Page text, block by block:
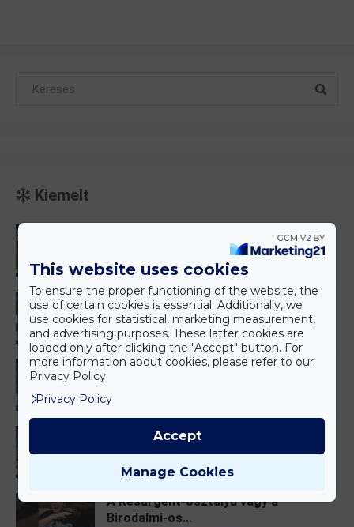
Kiemelt
Telepakolták funkciókkal! - Mould King
ÖsszerakLAK-October 16, 2025
Nagybetűs JÁTÉK || LEGO 60420 Sárga
mark...
építsd fel!-October 16, 2025
Kocka Western || LEGO/Bricklink BDP
9100...
építsd fel!
Egy Gyűrű Mind Felett || LEGO 10354 A
Gy...
építsd fel!-September 08, 2025
A Resurgent-osztályú vagy a
Birodalmi-os...
This website uses cookies
To ensure the proper functioning of the website, the
use of certain cookies is essential. Additionally, we
use cookies for statistical, marketing measurement,
and advertising purposes. These latter cookies are
loaded only after clicking the "Accept" button. For
more information about cookies, please refer to our
Privacy Policy.
Privacy Policy
Manage Cookies
Accept